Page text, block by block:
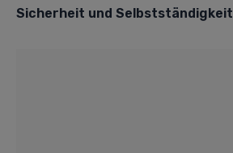
Sicherheit und Selbstständigkeit